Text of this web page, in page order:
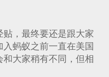
，最终要还是跟大家
蚂蚁之前一直在美国
大家稍有不同，但相